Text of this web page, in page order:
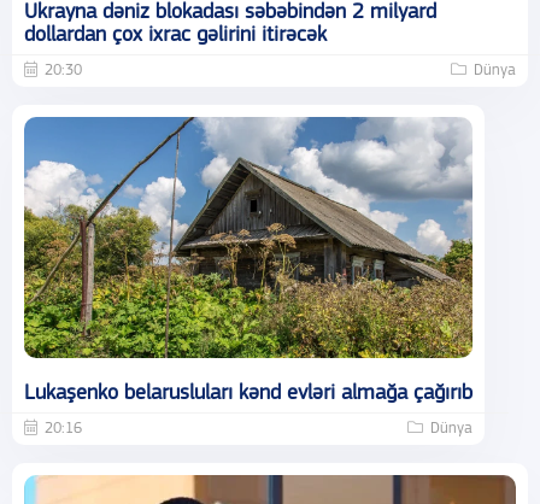
Ukrayna dəniz blokadası səbəbindən 2 milyard
dollardan çox ixrac gəlirini itirəcək
20:30 Dünya
Lukaşenko belarusluları kənd evləri almağa çağırıb
20:16 Dünya